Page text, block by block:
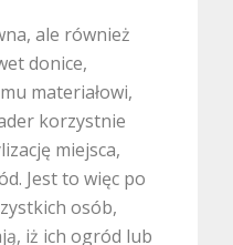
ale również
donice,
materiałowi,
korzystnie
miejsca,
Jest to więc po
osób,
iż ich ogród lub